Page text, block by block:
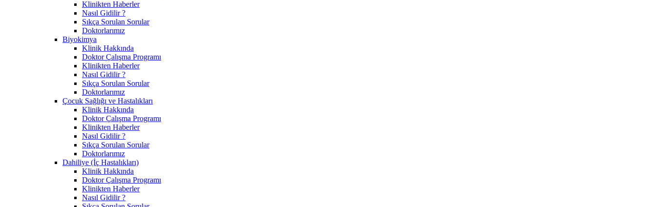
Klinikten Haberler
Nasıl Gidilir ?
Sıkça Sorulan Sorular
Doktorlarımız
Biyokimya
Klinik Hakkında
Doktor Çalışma Programı
Klinikten Haberler
Nasıl Gidilir ?
Sıkça Sorulan Sorular
Doktorlarımız
Çocuk Sağlığı ve Hastalıkları
Klinik Hakkında
Doktor Çalışma Programı
Klinikten Haberler
Nasıl Gidilir ?
Sıkça Sorulan Sorular
Doktorlarımız
Dahiliye (İç Hastalıkları)
Klinik Hakkında
Doktor Çalışma Programı
Klinikten Haberler
Nasıl Gidilir ?